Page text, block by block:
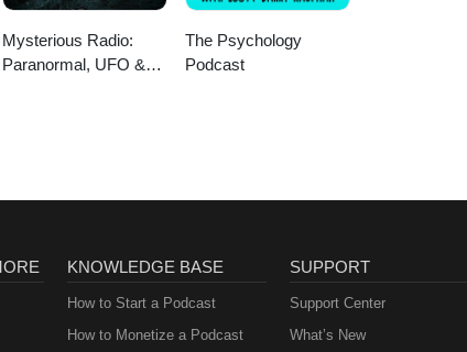
Mysterious Radio:
Paranormal, UFO &
The Psychology
Podcast
KNOWLEDGE BASE
How to Start a Podcast
How to Monetize a Podcast
SUPPORT
Support Center
What’s New